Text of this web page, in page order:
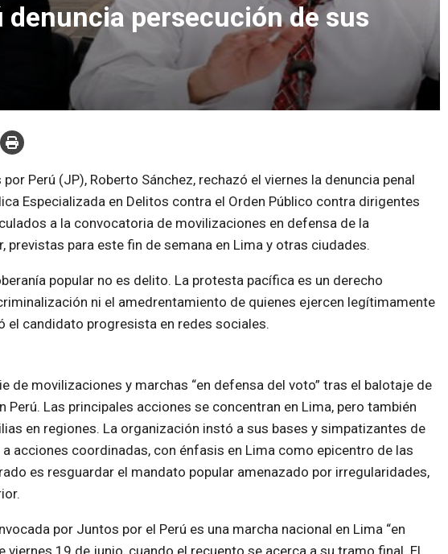
persecución de sus
Perú (JP), Roberto Sánchez, rechazó el viernes la denuncia penal
Especializada en Delitos contra el Orden Público contra dirigentes
a la convocatoria de movilizaciones en defensa de la
previstas para este fin de semana en Lima y otras ciudades.
popular no es delito. La protesta pacífica es un derecho
ni el amedrentamiento de quienes ejercen legítimamente
el candidato progresista en redes sociales.
de movilizaciones y marchas “en defensa del voto” tras el balotaje de
Perú. Las principales acciones se concentran en Lima, pero también
en regiones. La organización instó a sus bases y simpatizantes de
acciones coordinadas, con énfasis en Lima como epicentro de las
es resguardar el mandato popular amenazado por irregularidades,
por Juntos por el Perú es una marcha nacional en Lima “en